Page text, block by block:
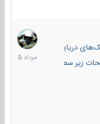
دریایی
زیر سطحی
2
مرداد
1405